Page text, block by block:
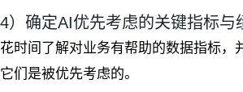
4）确定AI优先考虑的关键指标与
花时间了解对业务有帮助的数据指标，
它们是被优先考虑的。